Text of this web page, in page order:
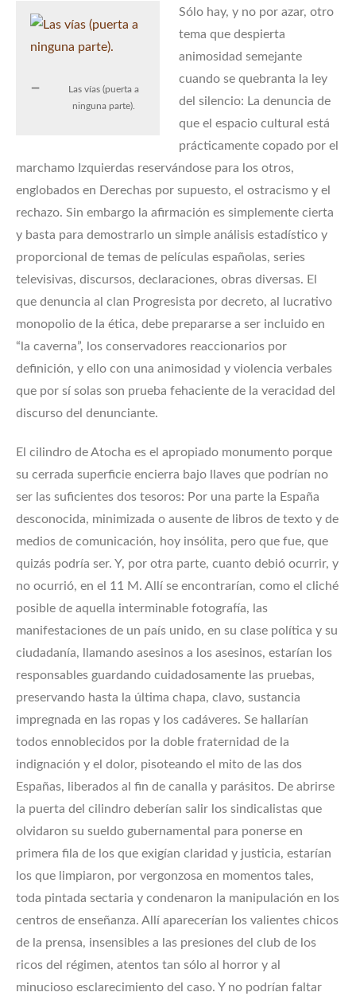
Las vías (puerta a
ninguna parte).
Sólo hay, y no por azar, otro
tema que despierta
animosidad semejante
cuando se quebranta la ley
del silencio: La denuncia de
que el espacio cultural está
prácticamente copado por el
marchamo Izquierdas reservándose para los otros,
englobados en Derechas por supuesto, el ostracismo y el
rechazo. Sin embargo la afirmación es simplemente cierta
y basta para demostrarlo un simple análisis estadístico y
proporcional de temas de películas españolas, series
televisivas, discursos, declaraciones, obras diversas. El
que denuncia al clan Progresista por decreto, al lucrativo
monopolio de la ética, debe prepararse a ser incluido en
“la caverna”, los conservadores reaccionarios por
definición, y ello con una animosidad y violencia verbales
que por sí solas son prueba fehaciente de la veracidad del
discurso del denunciante.
El cilindro de Atocha es el apropiado monumento porque
su cerrada superficie encierra bajo llaves que podrían no
ser las suficientes dos tesoros: Por una parte la España
desconocida, minimizada o ausente de libros de texto y de
medios de comunicación, hoy insólita, pero que fue, que
quizás podría ser. Y, por otra parte, cuanto debió ocurrir, y
no ocurrió, en el 11 M. Allí se encontrarían, como el cliché
posible de aquella interminable fotografía, las
manifestaciones de un país unido, en su clase política y su
ciudadanía, llamando asesinos a los asesinos, estarían los
responsables guardando cuidadosamente las pruebas,
preservando hasta la última chapa, clavo, sustancia
impregnada en las ropas y los cadáveres. Se hallarían
todos ennoblecidos por la doble fraternidad de la
indignación y el dolor, pisoteando el mito de las dos
Españas, liberados al fin de canalla y parásitos. De abrirse
la puerta del cilindro deberían salir los sindicalistas que
olvidaron su sueldo gubernamental para ponerse en
primera fila de los que exigían claridad y justicia, estarían
los que limpiaron, por vergonzosa en momentos tales,
toda pintada sectaria y condenaron la manipulación en los
centros de enseñanza. Allí aparecerían los valientes chicos
de la prensa, insensibles a las presiones del club de los
ricos del régimen, atentos tan sólo al horror y al
minucioso esclarecimiento del caso. Y no podrían faltar